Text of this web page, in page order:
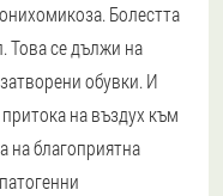
Болестта
Това се дължи на
обувки. И
на въздух към
на благоприятна